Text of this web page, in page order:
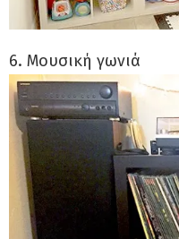
6. Μουσική γωνιά